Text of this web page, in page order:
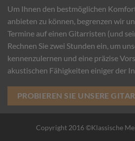
Um Ihnen den bestmöglichen
anbieten zu können, begrenzen wir
Termine auf einen Gitarristen (und
Rechnen Sie zwei Stunden ein, um
kennenzulernen und eine präzise
akustischen Fähigkeiten einiger der
PROBIEREN SIE UNSERE
Copyright 2016 ©Klassische